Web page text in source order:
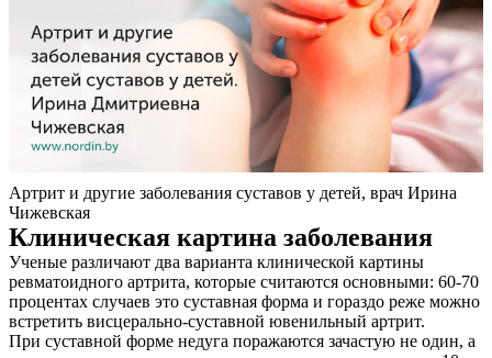
Артрит и другие заболевания суставов у детей, врач Ирина
Чижевская
Клиническая картина заболевания
Ученые различают два варианта клинической картины
ревматоидного артрита, которые считаются основными: 60-70
процентах случаев это суставная форма и гораздо реже можно
встретить висцерально-суставной ювенильный артрит.
При суставной форме недуга поражаются зачастую не один, а